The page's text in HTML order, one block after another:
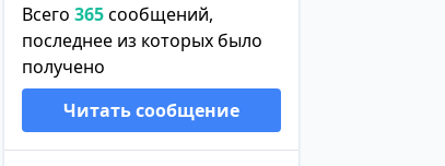
Всего 365сообщений,
последнее из которых было
получено
Читать сообщение